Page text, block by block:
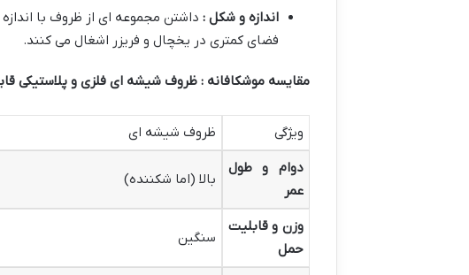
اندازه و شکل : داشتن مجموعه ای از ظروف با
فضای کمتری در یخچال و فریزر اشغال می کنند.
مقایسه موشکافانه : ظروف شیشه ای فلزی و پلاستیکی
ویژگی ظروف شیشه ای
دوام و طول
عمر
بالا (اما شکننده)
وزن و قابلیت
حمل
سنگین